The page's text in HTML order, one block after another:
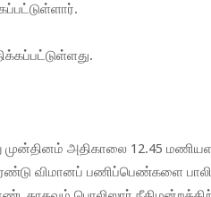
முன்தினம் அதிகாலை 12.45
விமானப் பணிப்பெண்களை